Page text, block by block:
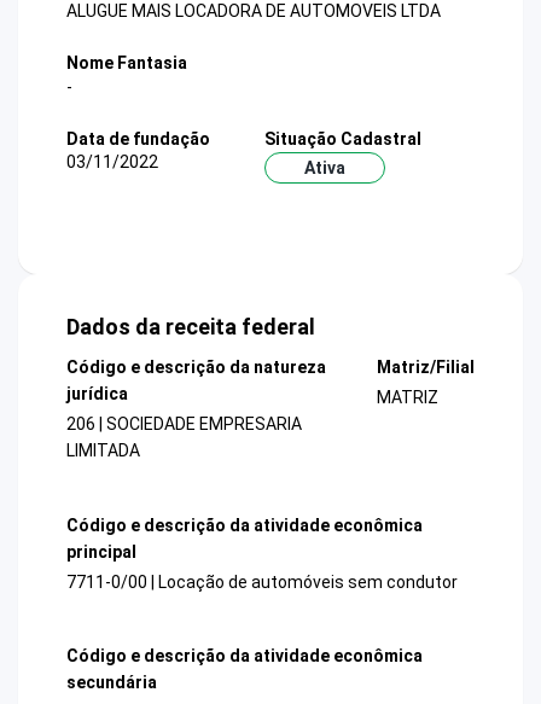
ALUGUE MAIS LOCADORA DE AUTOMOVEIS LTDA
Nome Fantasia
-
Data de fundação
03/11/2022
Situação Cadastral
Ativa
Dados da receita federal
Código e descrição da natureza
jurídica
206 | SOCIEDADE EMPRESARIA
LIMITADA
Matriz/Filial
MATRIZ
Código e descrição da atividade econômica
principal
7711-0/00 | Locação de automóveis sem condutor
Código e descrição da atividade econômica
secundária